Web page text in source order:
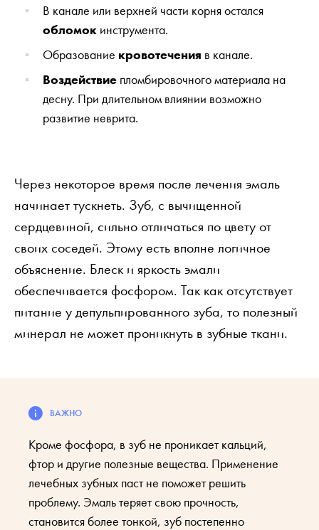
В канале или верхней части корня остался
обломок инструмента.
Образование кровотечения в канале.
Воздействие пломбировочного материала на
десну. При длительном влиянии возможно
развитие неврита.
Через некоторое время после лечения эмаль
начинает тускнеть. Зуб, с вычищенной
сердцевиной, сильно отличаться по цвету от
своих соседей. Этому есть вполне логичное
объяснение. Блеск и яркость эмали
обеспечивается фосфором. Так как отсутствует
питание у депульпированного зуба, то полезный
минерал не может проникнуть в зубные ткани.
Кроме фосфора, в зуб не проникает кальций,
фтор и другие полезные вещества. Применение
лечебных зубных паст не поможет решить
проблему. Эмаль теряет свою прочность,
становится более тонкой, зуб постепенно